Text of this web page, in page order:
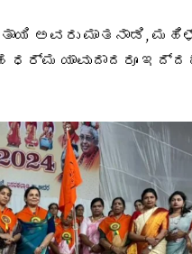
ಅವರು ಮಾತನಾಡಿ,
ಧರ್ಮ ಯಾವುದಾದರೂ